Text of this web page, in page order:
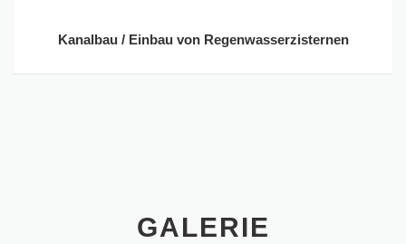
Kanalbau / Einbau von Regenwasserzisternen
GALERIE